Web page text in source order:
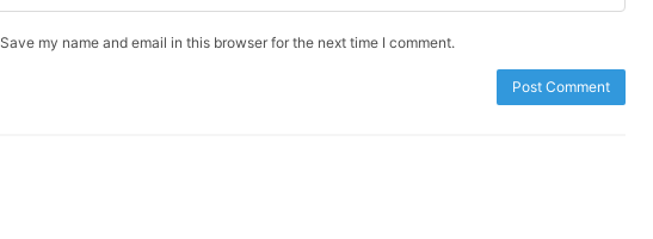
Save my name and email in this browser for the next time I comment.